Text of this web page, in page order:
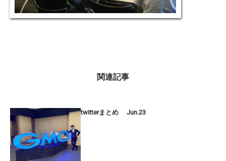
関連記事
twitterまとめ Jun.23